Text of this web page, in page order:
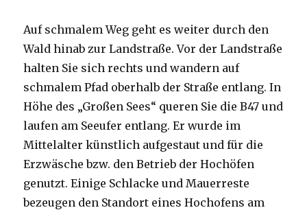
Auf schmalem Weg geht es weiter durch den
Wald hinab zur Landstraße. Vor der Landstraße
halten Sie sich rechts und wandern auf
schmalem Pfad oberhalb der Straße entlang. In
Höhe des „Großen Sees“ queren Sie die B47 und
laufen am Seeufer entlang. Er wurde im
Mittelalter künstlich aufgestaut und für die
Erzwäsche bzw. den Betrieb der Hochöfen
genutzt. Einige Schlacke und Mauerreste
bezeugen den Standort eines Hochofens am